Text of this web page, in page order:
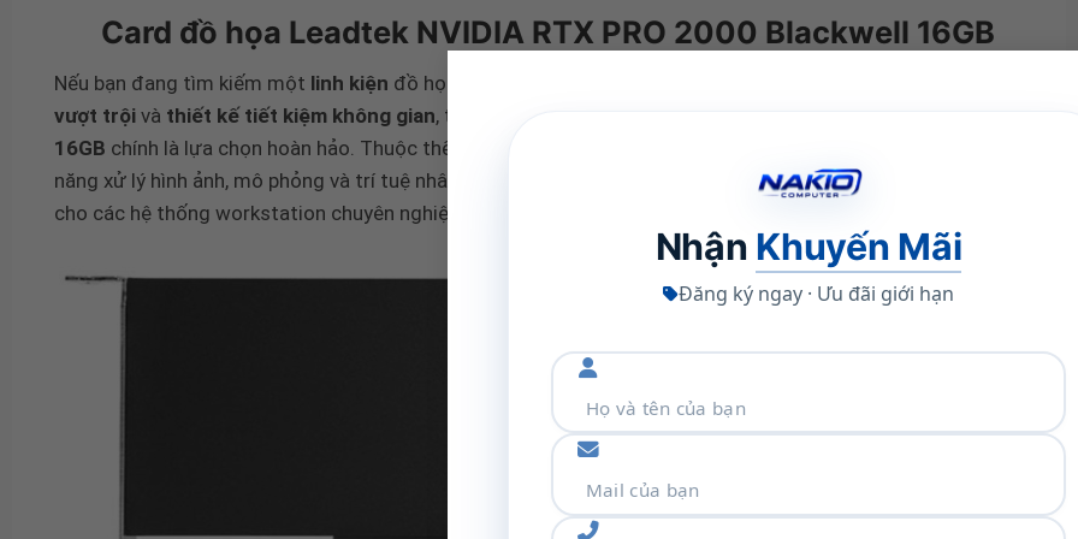
Nhận Khuyến Mãi
Đăng ký ngay · Ưu đãi giới hạn
Card đồ họa Leadtek NVIDIA RTX PRO 2000 Blackwell 16GB
Nếu bạn đang tìm kiếm một linh kiện đồ họa chuyên nghiệp cân bằng giữa
vượt trộivà thiết kế tiết kiệm không gian, thì
16GB chính là lựa chọn hoàn hảo. Thuộc thế hệ GPU
năng xử lý hình ảnh, mô phỏng và trí tuệ nhân tạo vượt xa những chuẩn mực thông thường, đáp ứng hoàn hảo
cho các hệ thống workstation chuyên nghiệp và ứng dụng AI hiện đại.